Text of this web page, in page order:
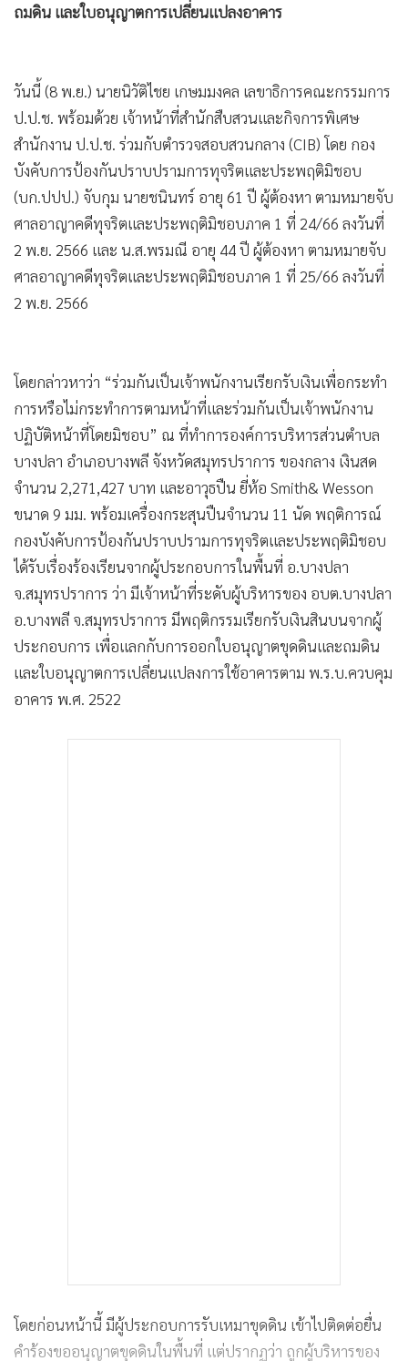
• เศรษฐกิจ-ธุรกิจ
• อาชญากรรม
• Motoring
• เกม
• วิทยาศาสตร์
• SMEs
•
กองทุนรวม
• ญี่ปุ่น
• News1
• Gotomanager
ถมดิน และใบอนุญาตการเปลี่ยนแปลงอาคาร
วันนี้ (8 พ.ย.) นายนิวัติไชย เกษมมงคล เลขาธิการคณะกรรมการ
ป.ป.ช. พร้อมด้วย เจ้าหน้าที่สำนักสืบสวนและกิจการพิเศษ
สำนักงาน ป.ป.ช. ร่วมกับตำรวจสอบสวนกลาง (CIB) โดย กอง
บังคับการป้องกันปราบปรามการทุจริตและประพฤติมิชอบ
(บก.ปปป.) จับกุม นายชนินทร์ อายุ 61 ปี ผู้ต้องหา ตามหมายจับ
ศาลอาญาคดีทุจริตและประพฤติมิชอบภาค 1 ที่ 24/66 ลงวันที่
2 พ.ย. 2566 และ น.ส.พรมณี อายุ 44 ปี ผู้ต้องหา ตามหมายจับ
ศาลอาญาคดีทุจริตและประพฤติมิชอบภาค 1 ที่ 25/66 ลงวันที่
2 พ.ย. 2566
โดยกล่าวหาว่า “ร่วมกันเป็นเจ้าพนักงานเรียกรับเงินเพื่อกระทำ
การหรือไม่กระทำการตามหน้าที่และร่วมกันเป็นเจ้าพนักงาน
ปฏิบัติหน้าที่โดยมิชอบ” ณ ที่ทำการองค์การบริหารส่วนตำบล
บางปลา อำเภอบางพลี จังหวัดสมุทรปราการ ของกลาง เงินสด
จำนวน 2,271,427 บาท และอาวุธปืน ยี่ห้อ Smith& Wesson
ขนาด 9 มม. พร้อมเครื่องกระสุนปืนจำนวน 11 นัด พฤติการณ์
กองบังคับการป้องกันปราบปรามการทุจริตและประพฤติมิชอบ
ได้รับเรื่องร้องเรียนจากผู้ประกอบการในพื้นที่ อ.บางปลา
จ.สมุทรปราการ ว่า มีเจ้าหน้าที่ระดับผู้บริหารของ อบต.บางปลา
อ.บางพลี จ.สมุทรปราการ มีพฤติกรรมเรียกรับเงินสินบนจากผู้
ประกอบการ เพื่อแลกกับการออกใบอนุญาตขุดดินและถมดิน
และใบอนุญาตการเปลี่ยนแปลงการใช้อาคารตาม พ.ร.บ.ควบคุม
อาคาร พ.ศ. 2522
โดยก่อนหน้านี้ มีผู้ประกอบการรับเหมาขุดดิน เข้าไปติดต่อยื่น
คำร้องขออนุญาตขุดดินในพื้นที่ แต่ปรากฏว่า ถูกผู้บริหารของ